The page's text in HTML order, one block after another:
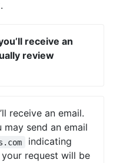
receive an
review
receive an email.
may send an email
indicating
request will be